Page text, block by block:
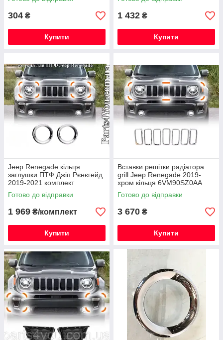
22923599
304 ₴
Купити
1 432 ₴
Купити
Jeep Renegade кільця
заглушки ПТФ Джіп Рєнєгейд
2019-2021 комплект
Готово до відправки
1 969 ₴/комплект
Купити
Вставки решітки радіатора
grill Jeep Renegade 2019-
хром кільця 6VM90SZ0AA
Готово до відправки
3 670 ₴
Купити